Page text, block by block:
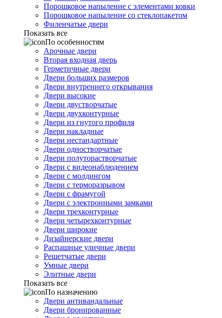
Порошковое напыление с элементами ковки
Порошковое напыление со стеклопакетом
Филенчатые двери
Показать все
По особенностям
Арочные двери
Вторая входная дверь
Герметичные двери
Двери больших размеров
Двери внутреннего открывания
Двери высокие
Двери двустворчатые
Двери двухконтурные
Двери из гнутого профиля
Двери накладные
Двери нестандартные
Двери одностворчатые
Двери полуторастворчатые
Двери с видеонаблюдением
Двери с молдингом
Двери с терморазрывом
Двери с фрамугой
Двери с электронными замками
Двери трехконтурные
Двери четырехконтурные
Двери широкие
Дизайнерские двери
Распашные уличные двери
Решетчатые двери
Умные двери
Элитные двери
Показать все
По назначению
Двери антивандальные
Двери бронированные